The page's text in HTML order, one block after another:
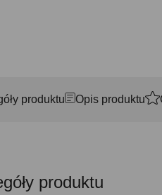
produktu Opis produktu
produktu